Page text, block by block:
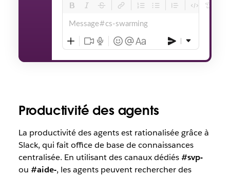
Message cs-swarming
Productivité des agents
La productivité des agents est rationalisée grâce à
Slack, qui fait office de base de connaissances
centralisée. En utilisant des canaux dédiés#svp-
ou #aide-, les agents peuvent rechercher des